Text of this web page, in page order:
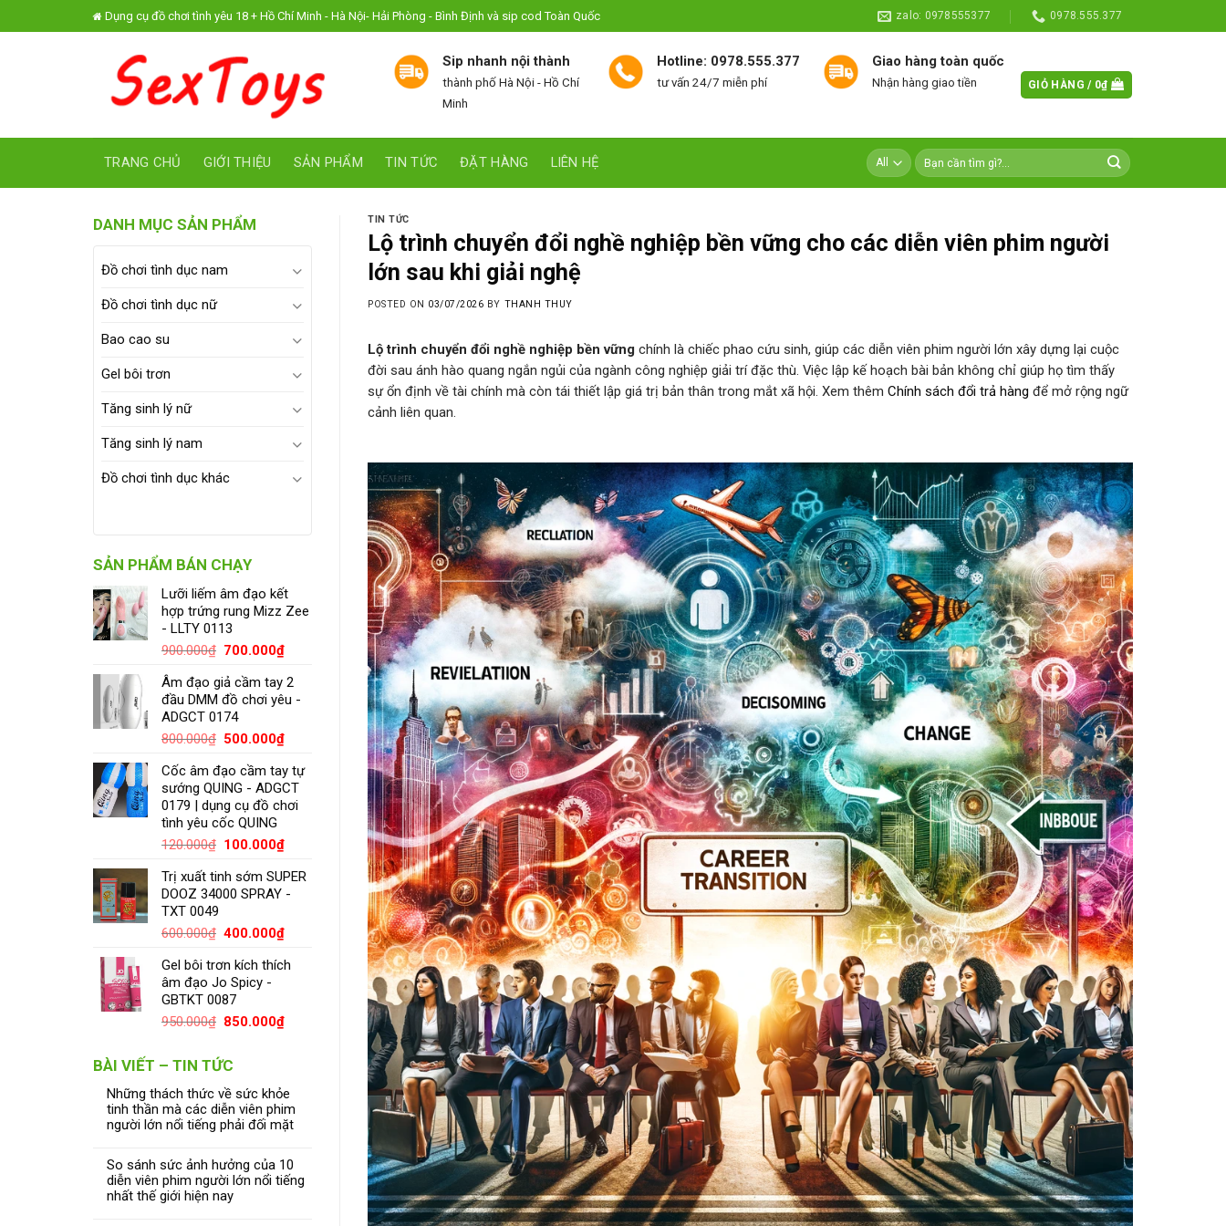
to
Dụng cụ đồ chơi tình yêu 18 + Hồ Chí Minh - Hà Nội- Hải Phòng - Bình Định và sip cod Toàn Quốc zalo: 0978555377 0978.555.377
Sip nhanh nội thành
thành phố Hà Nội - Hồ Chí
Minh
Hotline: 0978.555.377
tư vấn 24/7 miễn phí
Giao hàng toàn quốc
Nhận hàng giao tiền GIỎ HÀNG / 0₫
TRANG CHỦ GIỚI THIỆU SẢN PHẨM TIN TỨC ĐẶT HÀNG LIÊN HỆ
DANH MỤC SẢN PHẨM
Đồ chơi tình dục nam
Đồ chơi tình dục nữ
Bao cao su
Gel bôi trơn
Tăng sinh lý nữ
Tăng sinh lý nam
Đồ chơi tình dục khác
SẢN PHẨM BÁN CHẠY
Lưỡi liếm âm đạo kết
hợp trứng rung Mizz Zee
- LLTY 0113
900.000₫ 700.000₫
Âm đạo giả cầm tay 2
đầu DMM đồ chơi yêu -
ADGCT 0174
800.000₫ 500.000₫
Cốc âm đạo cầm tay tự
sướng QUING - ADGCT
0179 | dụng cụ đồ chơi
tình yêu cốc QUING
120.000₫ 100.000₫
Trị xuất tinh sớm SUPER
DOOZ 34000 SPRAY -
TXT 0049
600.000₫ 400.000₫
Gel bôi trơn kích thích
âm đạo Jo Spicy -
GBTKT 0087
950.000₫ 850.000₫
BÀI VIẾT – TIN TỨC
Những thách thức về sức khỏe
tinh thần mà các diễn viên phim
người lớn nổi tiếng phải đối mặt
So sánh sức ảnh hưởng của 10
diễn viên phim người lớn nổi tiếng
nhất thế giới hiện nay
TIN TỨC
Lộ trình chuyển đổi nghề nghiệp bền vững cho các diễn viên phim người
lớn sau khi giải nghệ
POSTED ON 03/07/2026 BY THANH THUY
Lộ trình chuyển đổi nghề nghiệp bền vững chính là chiếc phao cứu sinh, giúp các diễn viên phim người lớn xây dựng lại cuộc
đời sau ánh hào quang ngắn ngủi của ngành công nghiệp giải trí đặc thù. Việc lập kế hoạch bài bản không chỉ giúp họ tìm thấy
sự ổn định về tài chính mà còn tái thiết lập giá trị bản thân trong mắt xã hội. Xem thêm Chính sách đổi trả hàng để mở rộng ngữ
cảnh liên quan.